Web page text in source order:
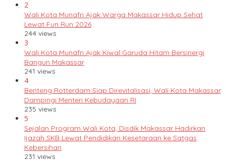
2
Wali Kota Munafri Ajak Warga Makassar Hidup Sehat
Lewat Fun Run 2026
244 views
3
Wali Kota Munafri Ajak Kiwal Garuda Hitam Bersinergi
Bangun Makassar
241 views
4
Benteng Rotterdam Siap Direvitalisasi, Wali Kota Makassar
Dampingi Menteri Kebudayaan RI
235 views
5
Sejalan Program Wali Kota, Disdik Makassar Hadirkan
Ijazah SKB Lewat Pendidikan Kesetaraan ke Satgas
Kebersihan
231 views